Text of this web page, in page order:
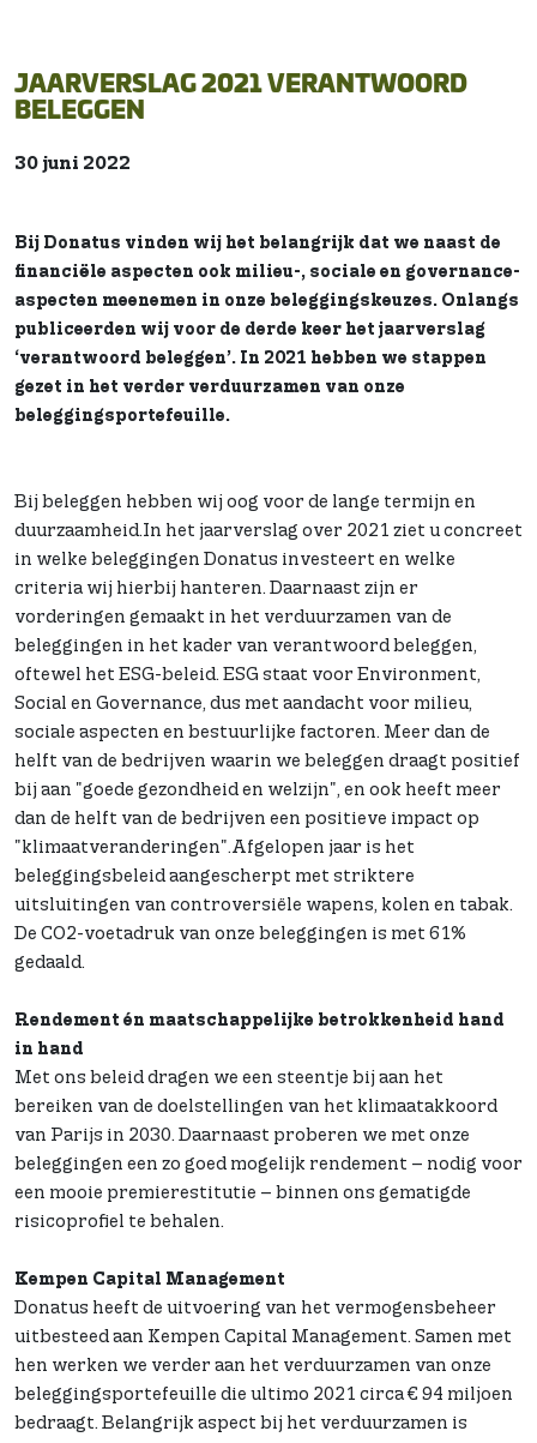
JAARVERSLAG 2021 VERANTWOORD
BELEGGEN
30 juni 2022
Bij Donatus vinden wij het belangrijk dat we naast de
financiële aspecten ook milieu-, sociale en governance-
aspecten meenemen in onze beleggingskeuzes. Onlangs
publiceerden wij voor de derde keer het jaarverslag
‘verantwoord beleggen’. In 2021 hebben we stappen
gezet in het verder verduurzamen van onze
beleggingsportefeuille.
Bij beleggen hebben wij oog voor de lange termijn en
duurzaamheid.In het jaarverslag over 2021 ziet u concreet
in welke beleggingen Donatus investeert en welke
criteria wij hierbij hanteren. Daarnaast zijn er
vorderingen gemaakt in het verduurzamen van de
beleggingen in het kader van verantwoord beleggen,
oftewel het ESG-beleid. ESG staat voor Environment,
Social en Governance, dus met aandacht voor milieu,
sociale aspecten en bestuurlijke factoren. Meer dan de
helft van de bedrijven waarin we beleggen draagt positief
bij aan "goede gezondheid en welzijn", en ook heeft meer
dan de helft van de bedrijven een positieve impact op
"klimaatveranderingen".Afgelopen jaar is het
beleggingsbeleid aangescherpt met striktere
uitsluitingen van controversiële wapens, kolen en tabak.
De CO2-voetadruk van onze beleggingen is met 61%
gedaald.
Rendement én maatschappelijke betrokkenheid hand
in hand
Met ons beleid dragen we een steentje bij aan het
bereiken van de doelstellingen van het klimaatakkoord
van Parijs in 2030. Daarnaast proberen we met onze
beleggingen een zo goed mogelijk rendement – nodig voor
een mooie premierestitutie – binnen ons gematigde
risicoprofiel te behalen.
Kempen Capital Management
Donatus heeft de uitvoering van het vermogensbeheer
uitbesteed aan Kempen Capital Management. Samen met
hen werken we verder aan het verduurzamen van onze
beleggingsportefeuille die ultimo 2021 circa € 94 miljoen
bedraagt. Belangrijk aspect bij het verduurzamen is